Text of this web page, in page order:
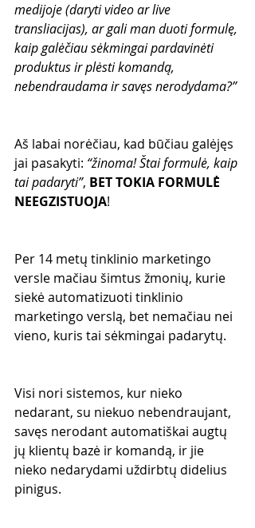
medijoje (daryti video ar live
transliacijas), ar gali man duoti formulę,
kaip galėčiau sėkmingai pardavinėti
produktus ir plėsti komandą,
nebendraudama ir savęs nerodydama?”
Aš labai norėčiau, kad būčiau galėjęs
jai pasakyti: “žinoma! Štai formulė, kaip
tai padaryti”, BET TOKIA FORMULĖ
NEEGZISTUOJA!
Per 14 metų tinklinio marketingo
versle mačiau šimtus žmonių, kurie
siekė automatizuoti tinklinio
marketingo verslą, bet nemačiau nei
vieno, kuris tai sėkmingai padarytų.
Visi nori sistemos, kur nieko
nedarant, su niekuo nebendraujant,
savęs nerodant automatiškai augtų
jų klientų bazė ir komandą, ir jie
nieko nedarydami uždirbtų didelius
pinigus.